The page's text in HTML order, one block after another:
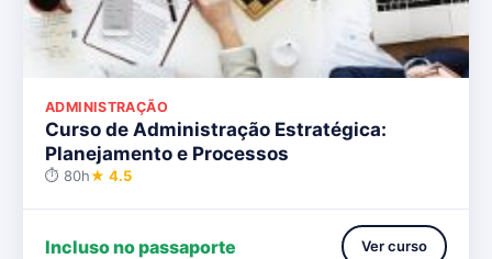
ADMINISTRAÇÃO
Curso de Administração Estratégica:
Planejamento e Processos
⏱ 80h★ 4.5
Incluso no passaporte Ver curso